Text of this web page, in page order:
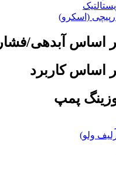
(اسکرو)
اساس آبدهی/فشار
اساس کاربرد
پمپ
ولو)